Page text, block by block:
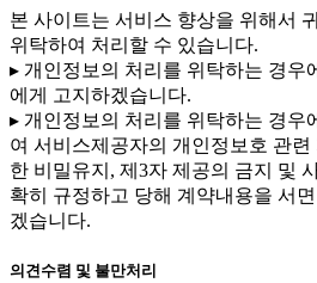
본 사이트는 서비스 향상을 위해서
위탁하여 처리할 수 있습니다.
▸ 개인정보의 처리를 위탁하는 경우
에게 고지하겠습니다.
▸ 개인정보의 처리를 위탁하는 경우
여 서비스제공자의 개인정보호 관
한 비밀유지, 제3자 제공의 금지 및
확히 규정하고 당해 계약내용을 서
겠습니다.
의견수렴 및 불만처리